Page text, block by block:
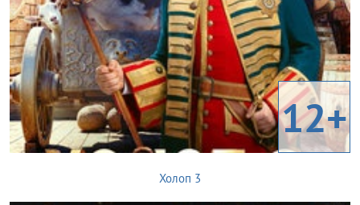
12+
Холоп 3